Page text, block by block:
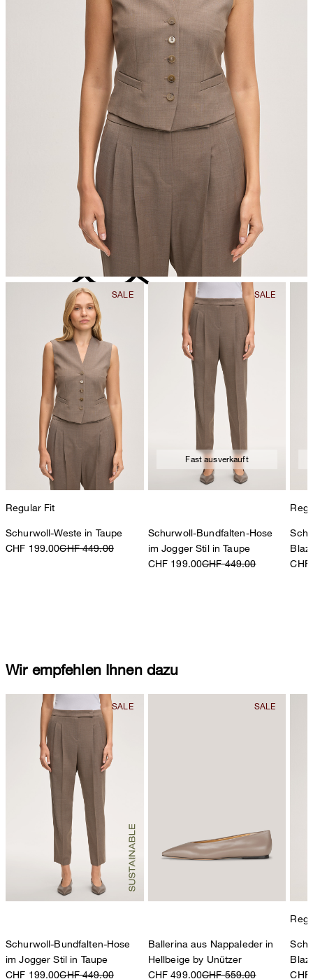
nicht Trommeltrocknen
nicht reinigen
Der Kauf von Produkten, die nach dem Responsible Wool
Standard zertifiziert sind, unterstreicht die Nachfrage nach
besseren Tierschutzpraktiken und verantwortungsvoller
Flächenbewirtschaftung in der Lieferkette für Wolle.
Alle Informationen zu nachhaltigen Produkten
Regular Fit
Schurwoll-Weste in Taupe
CHF 199.00CHF 449.00
Fast ausverkauft
Schurwoll-Bundfalten-Hose
im Jogger Stil in Taupe
CHF 199.00CHF 449.00
Wir empfehlen Ihnen dazu
Schurwoll-Bundfalten-Hose
im Jogger Stil in Taupe
CHF 199.00CHF 449.00
Ballerina aus Nappaleder in
Hellbeige by Unützer
CHF 499.00CHF 559.00